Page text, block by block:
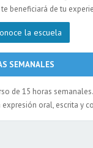
te beneficiará de tu
la escuela
SEMANALES
de 15 horas
oral, escrita y